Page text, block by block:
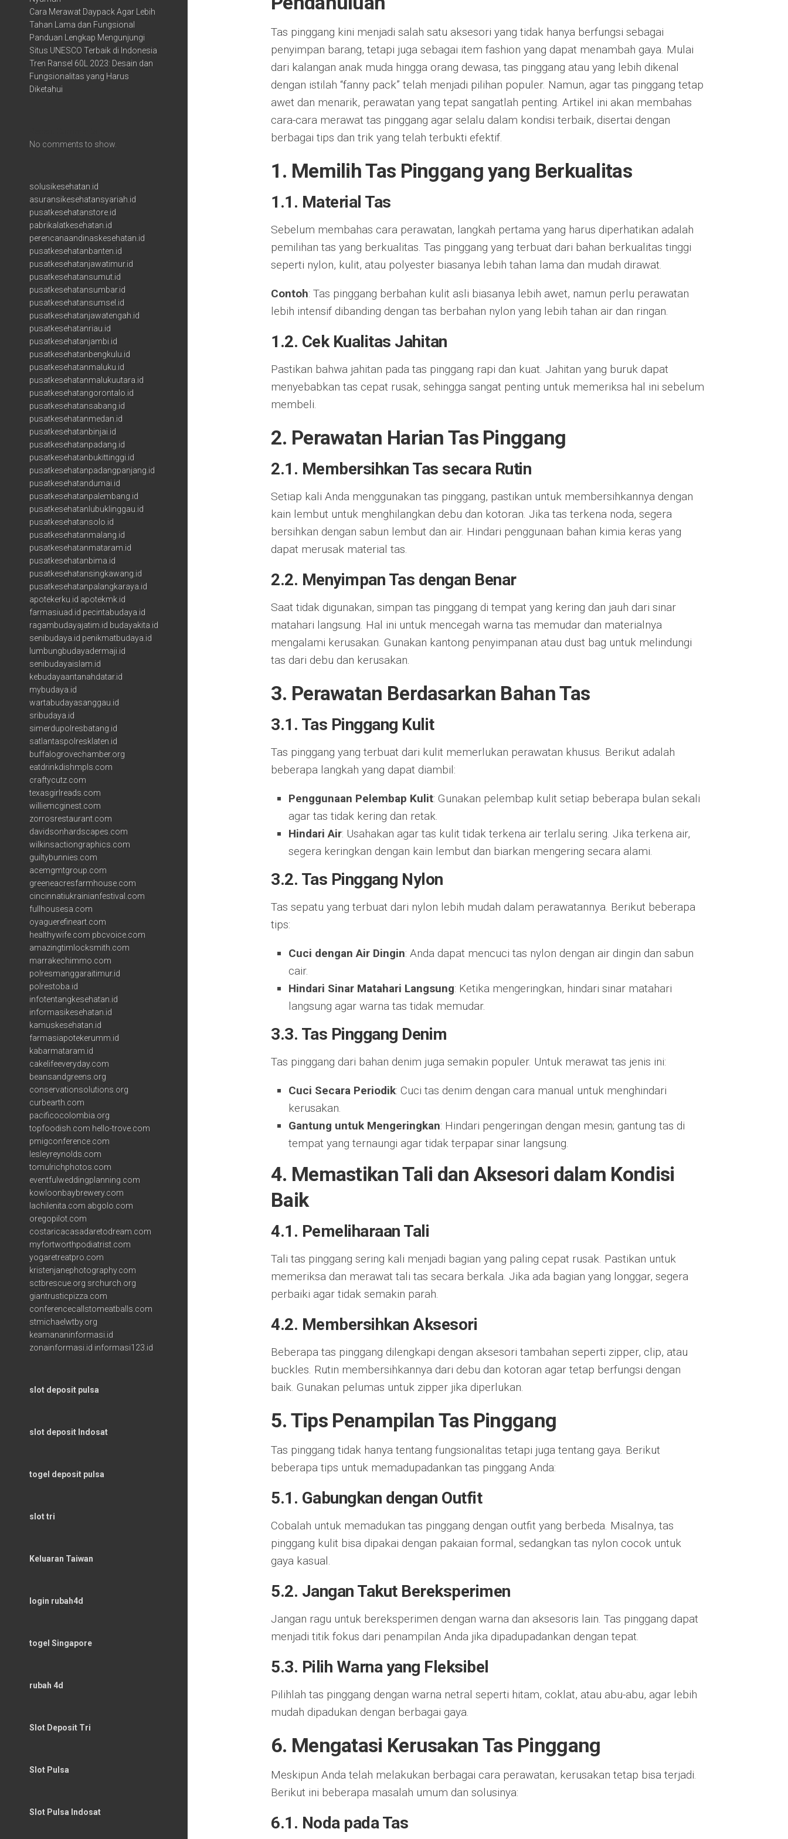
Tas pinggang kini menjadi salah satu aksesori yang tidak hanya berfungsi sebagai
penyimpan barang, tetapi juga sebagai item fashion yang dapat menambah gaya. Mulai
dari kalangan anak muda hingga orang dewasa, tas pinggang atau yang lebih dikenal
dengan istilah “fanny pack” telah menjadi pilihan populer. Namun, agar tas pinggang tetap
awet dan menarik, perawatan yang tepat sangatlah penting. Artikel ini akan membahas
cara-cara merawat tas pinggang agar selalu dalam kondisi terbaik, disertai dengan
berbagai tips dan trik yang telah terbukti efektif.
1. Memilih Tas Pinggang yang Berkualitas
1.1. Material Tas
Sebelum membahas cara perawatan, langkah pertama yang harus diperhatikan adalah
pemilihan tas yang berkualitas. Tas pinggang yang terbuat dari bahan berkualitas tinggi
seperti nylon, kulit, atau polyester biasanya lebih tahan lama dan mudah dirawat.
Contoh: Tas pinggang berbahan kulit asli biasanya lebih awet, namun perlu perawatan
lebih intensif dibanding dengan tas berbahan nylon yang lebih tahan air dan ringan.
1.2. Cek Kualitas Jahitan
Pastikan bahwa jahitan pada tas pinggang rapi dan kuat. Jahitan yang buruk dapat
menyebabkan tas cepat rusak, sehingga sangat penting untuk memeriksa hal ini sebelum
membeli.
2. Perawatan Harian Tas Pinggang
2.1. Membersihkan Tas secara Rutin
Setiap kali Anda menggunakan tas pinggang, pastikan untuk membersihkannya dengan
kain lembut untuk menghilangkan debu dan kotoran. Jika tas terkena noda, segera
bersihkan dengan sabun lembut dan air. Hindari penggunaan bahan kimia keras yang
dapat merusak material tas.
2.2. Menyimpan Tas dengan Benar
Saat tidak digunakan, simpan tas pinggang di tempat yang kering dan jauh dari sinar
matahari langsung. Hal ini untuk mencegah warna tas memudar dan materialnya
mengalami kerusakan. Gunakan kantong penyimpanan atau dust bag untuk melindungi
tas dari debu dan kerusakan.
3. Perawatan Berdasarkan Bahan Tas
3.1. Tas Pinggang Kulit
Tas pinggang yang terbuat dari kulit memerlukan perawatan khusus. Berikut adalah
beberapa langkah yang dapat diambil:
Penggunaan Pelembap Kulit: Gunakan pelembap kulit setiap beberapa bulan sekali
agar tas tidak kering dan retak.
Hindari Air: Usahakan agar tas kulit tidak terkena air terlalu sering. Jika terkena air,
segera keringkan dengan kain lembut dan biarkan mengering secara alami.
3.2. Tas Pinggang Nylon
Tas sepatu yang terbuat dari nylon lebih mudah dalam perawatannya. Berikut beberapa
tips:
Cuci dengan Air Dingin: Anda dapat mencuci tas nylon dengan air dingin dan sabun
cair.
Hindari Sinar Matahari Langsung: Ketika mengeringkan, hindari sinar matahari
langsung agar warna tas tidak memudar.
3.3. Tas Pinggang Denim
Tas pinggang dari bahan denim juga semakin populer. Untuk merawat tas jenis ini:
Cuci Secara Periodik: Cuci tas denim dengan cara manual untuk menghindari
kerusakan.
Gantung untuk Mengeringkan: Hindari pengeringan dengan mesin; gantung tas di
tempat yang ternaungi agar tidak terpapar sinar langsung.
4. Memastikan Tali dan Aksesori dalam Kondisi
Baik
4.1. Pemeliharaan Tali
Tali tas pinggang sering kali menjadi bagian yang paling cepat rusak. Pastikan untuk
memeriksa dan merawat tali tas secara berkala. Jika ada bagian yang longgar, segera
perbaiki agar tidak semakin parah.
4.2. Membersihkan Aksesori
Beberapa tas pinggang dilengkapi dengan aksesori tambahan seperti zipper, clip, atau
buckles. Rutin membersihkannya dari debu dan kotoran agar tetap berfungsi dengan
baik. Gunakan pelumas untuk zipper jika diperlukan.
5. Tips Penampilan Tas Pinggang
Tas pinggang tidak hanya tentang fungsionalitas tetapi juga tentang gaya. Berikut
beberapa tips untuk memadupadankan tas pinggang Anda:
5.1. Gabungkan dengan Outfit
Cobalah untuk memadukan tas pinggang dengan outfit yang berbeda. Misalnya, tas
pinggang kulit bisa dipakai dengan pakaian formal, sedangkan tas nylon cocok untuk
gaya kasual.
5.2. Jangan Takut Bereksperimen
Jangan ragu untuk bereksperimen dengan warna dan aksesoris lain. Tas pinggang dapat
menjadi titik fokus dari penampilan Anda jika dipadupadankan dengan tepat.
5.3. Pilih Warna yang Fleksibel
Pilihlah tas pinggang dengan warna netral seperti hitam, coklat, atau abu-abu, agar lebih
mudah dipadukan dengan berbagai gaya.
6. Mengatasi Kerusakan Tas Pinggang
Meskipun Anda telah melakukan berbagai cara perawatan, kerusakan tetap bisa terjadi.
Berikut ini beberapa masalah umum dan solusinya:
6.1. Noda pada Tas
Cara Merawat Daypack Agar Lebih
Tahan Lama dan Fungsional
Panduan Lengkap Mengunjungi
Situs UNESCO Terbaik di Indonesia
Tren Ransel 60L 2023: Desain dan
Fungsionalitas yang Harus
Diketahui
No comments to show.
solusikesehatan.id
asuransikesehatansyariah.id
pusatkesehatanstore.id
pabrikalatkesehatan.id
perencanaandinaskesehatan.id
pusatkesehatanbanten.id
pusatkesehatanjawatimur.id
pusatkesehatansumut.id
pusatkesehatansumbar.id
pusatkesehatansumsel.id
pusatkesehatanjawatengah.id
pusatkesehatanriau.id
pusatkesehatanjambi.id
pusatkesehatanbengkulu.id
pusatkesehatanmaluku.id
pusatkesehatanmalukuutara.id
pusatkesehatangorontalo.id
pusatkesehatansabang.id
pusatkesehatanmedan.id
pusatkesehatanbinjai.id
pusatkesehatanpadang.id
pusatkesehatanbukittinggi.id
pusatkesehatanpadangpanjang.id
pusatkesehatandumai.id
pusatkesehatanpalembang.id
pusatkesehatanlubuklinggau.id
pusatkesehatansolo.id
pusatkesehatanmalang.id
pusatkesehatanmataram.id
pusatkesehatanbima.id
pusatkesehatansingkawang.id
pusatkesehatanpalangkaraya.id
apotekerku.id apotekmk.id
farmasiuad.id pecintabudaya.id
ragambudayajatim.id budayakita.id
senibudaya.id penikmatbudaya.id
lumbungbudayadermaji.id
senibudayaislam.id
kebudayaantanahdatar.id
mybudaya.id
wartabudayasanggau.id
sribudaya.id
simerdupolresbatang.id
satlantaspolresklaten.id
buffalogrovechamber.org
eatdrinkdishmpls.com
craftycutz.com
texasgirlreads.com
williemcginest.com
zorrosrestaurant.com
davidsonhardscapes.com
wilkinsactiongraphics.com
guiltybunnies.com
acemgmtgroup.com
greeneacresfarmhouse.com
cincinnatiukrainianfestival.com
fullhousesa.com
oyaguerefineart.com
healthywife.com pbcvoice.com
amazingtimlocksmith.com
marrakechimmo.com
polresmanggaraitimur.id
polrestoba.id
infotentangkesehatan.id
informasikesehatan.id
kamuskesehatan.id
farmasiapotekerumm.id
kabarmataram.id
cakelifeeveryday.com
beansandgreens.org
conservationsolutions.org
curbearth.com
pacificocolombia.org
topfoodish.com hello-trove.com
pmigconference.com
lesleyreynolds.com
tomulrichphotos.com
eventfulweddingplanning.com
kowloonbaybrewery.com
lachilenita.com abgolo.com
oregopilot.com
costaricacasadaretodream.com
myfortworthpodiatrist.com
yogaretreatpro.com
kristenjanephotography.com
sctbrescue.org srchurch.org
giantrusticpizza.com
conferencecallstomeatballs.com
stmichaelwtby.org
keamananinformasi.id
zonainformasi.id informasi123.id
slot deposit pulsa
slot deposit Indosat
togel deposit pulsa
slot tri
Keluaran Taiwan
login rubah4d
togel Singapore
rubah 4d
Slot Deposit Tri
Slot Pulsa
Slot Pulsa Indosat